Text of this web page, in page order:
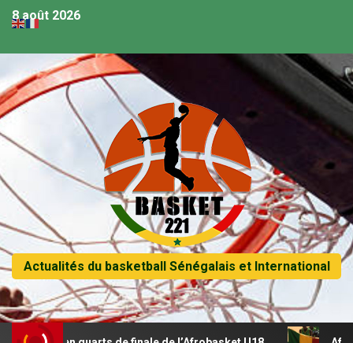
8 août 2026
Actualités du basketball Sénégalais et International